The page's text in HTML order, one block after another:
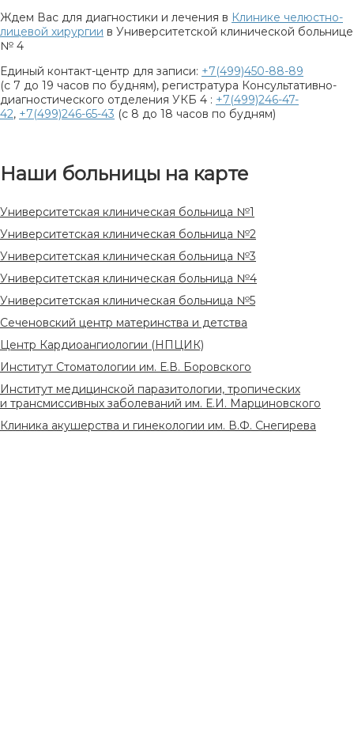
Ждем Вас для диагностики и лечения в Клинике челюстно-
лицевой хирургии в Университетской клинической больнице
№ 4
Единый контакт-центр для записи: +7(499)450-88-89
(с 7 до 19 часов по будням), регистратура Консультативно-
диагностического отделения УКБ 4 : +7(499)246-47-
42, +7(499)246-65-43 (с 8 до 18 часов по будням)
Наши больницы на карте
Университетская клиническая больница №1
Университетская клиническая больница №2
Университетская клиническая больница №3
Университетская клиническая больница №4
Университетская клиническая больница №5
Сеченовский центр материнства и детства
Центр Кардиоангиологии (НПЦИК)
Институт Стоматологии им. Е.В. Боровского
Институт медицинской паразитологии, тропических
и трансмиссивных заболеваний им. Е.И. Марциновского
Клиника акушерства и гинекологии им. В.Ф. Снегирева